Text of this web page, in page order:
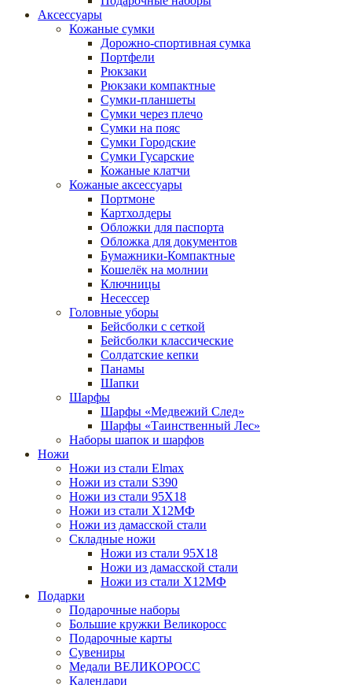
Аксессуары
Кожаные сумки
Дорожно-спортивная сумка
Портфели
Рюкзаки
Рюкзаки компактные
Сумки-планшеты
Сумки через плечо
Сумки на пояс
Сумки Городские
Сумки Гусарские
Кожаные клатчи
Кожаные аксессуары
Портмоне
Картхолдеры
Обложки для паспорта
Обложка для документов
Бумажники-Компактные
Кошелёк на молнии
Ключницы
Несессер
Головные уборы
Бейсболки с сеткой
Бейсболки классические
Солдатские кепки
Панамы
Шапки
Шарфы
Шарфы «Медвежий След»
Шарфы «Таинственный Лес»
Наборы шапок и шарфов
Ножи
Ножи из стали Elmax
Ножи из стали S390
Ножи из стали 95X18
Ножи из стали Х12МФ
Ножи из дамасской стали
Складные ножи
Ножи из стали 95X18
Ножи из дамасской стали
Ножи из стали Х12МФ
Подарки
Подарочные наборы
Большие кружки Великоросс
Подарочные карты
Сувениры
Медали ВЕЛИКОРОСС
Календари